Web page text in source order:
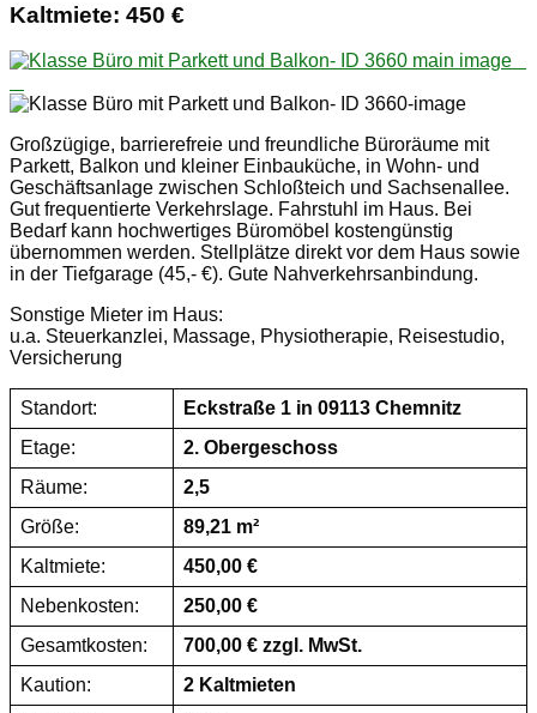
Kaltmiete: 450 €
Großzügige, barrierefreie und freundliche Büroräume mit
Parkett, Balkon und kleiner Einbauküche, in Wohn- und
Geschäftsanlage zwischen Schloßteich und Sachsenallee.
Gut frequentierte Verkehrslage. Fahrstuhl im Haus. Bei
Bedarf kann hochwertiges Büromöbel kostengünstig
übernommen werden. Stellplätze direkt vor dem Haus sowie
in der Tiefgarage (45,- €). Gute Nahverkehrsanbindung.
Sonstige Mieter im Haus:
u.a. Steuerkanzlei, Massage, Physiotherapie, Reisestudio,
Versicherung
Standort:
Eckstraße 1 in 09113 Chemnitz
Etage:
2. Obergeschoss
Räume:
2,5
Größe:
89,21 m²
Kaltmiete:
450,00 €
Nebenkosten:
250,00 €
Gesamtkosten:
700,00 € zzgl. MwSt.
Kaution:
2 Kaltmieten